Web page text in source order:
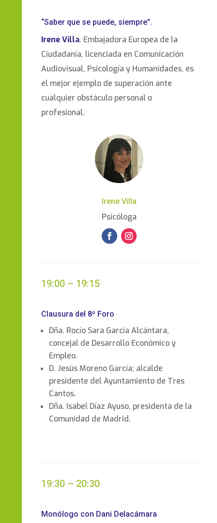
“Saber que se puede, siempre”.
Irene Villa. Embajadora Europea de la
Ciudadanía, licenciada en Comunicación
Audiovisual, Psicología y Humanidades, es
el mejor ejemplo de superación ante
cualquier obstáculo personal o
profesional.
Irene Villa
Psicóloga
19:00 – 19:15
Clausura del 8º Foro
Dña. Rocío Sara García Alcántara,
concejal de Desarrollo Económico y
Empleo.
D. Jesús Moreno García; alcalde
presidente del Ayuntamiento de Tres
Cantos.
Dña. Isabel Díaz Ayuso, presidenta de la
Comunidad de Madrid.
19:30 – 20:30
Monólogo con Dani Delacámara